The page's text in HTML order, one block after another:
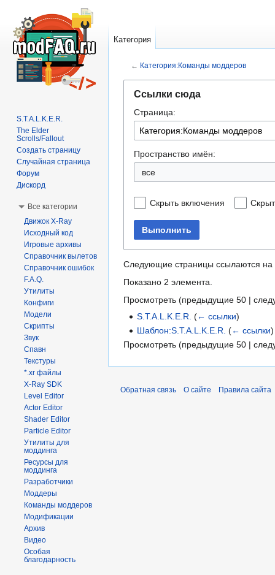
← Категория:Команды моддеров
навигации
поиску
Ссылки сюда
Страница:
Пространство имён:
все
Скрыть включения
Выполнить
Следующие страницы ссылаются на
Показано 2 элемента.
Просмотреть (предыдущие 50 |
S.T.A.L.K.E.R. (← ссылки)
Шаблон:S.T.A.L.K.E.R. (← ссылки)
Просмотреть (предыдущие 50 |
Категория
S.T.A.L.K.E.R.
The Elder
Scrolls/Fallout
Создать страницу
Случайная страница
Форум
Дискорд
Все категории
Движок X-Ray
Исходный код
Игровые архивы
Справочник вылетов
Справочник ошибок
F.A.Q.
Утилиты
Конфиги
Модели
Скрипты
Звук
Спавн
Текстуры
*.xr файлы
X-Ray SDK
Level Editor
Actor Editor
Shader Editor
Particle Editor
Утилиты для
моддинга
Ресурсы для
моддинга
Разработчики
Моддеры
Команды моддеров
Модификации
Архив
Видео
Особая
благодарность
Обратная связь О сайте Правила сайта